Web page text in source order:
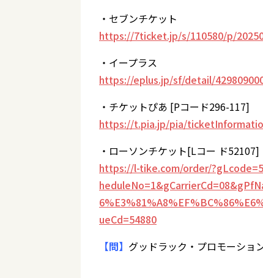
・セブンチケット
https://7ticket.jp/s/110580/p/
・イープラス
https://eplus.jp/sf/detail/
・チケットぴあ [Pコード296-117]
https://t.pia.jp/pia/
・ローソンチケット[Lコー ド52107]
https://l-tike.com/order/
ueCd=54880
【問】 グッドラック・プロモーショ